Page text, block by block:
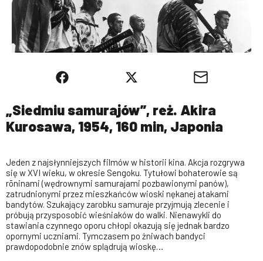
„Siedmiu samurajów”, reż. Akira
Kurosawa, 1954, 160 min, Japonia
Jeden z najsłynniejszych filmów w historii kina. Akcja rozgrywa
się w XVI wieku, w okresie Sengoku. Tytułowi bohaterowie są
rōninami (wędrownymi samurajami pozbawionymi panów),
zatrudnionymi przez mieszkańców wioski nękanej atakami
bandytów. Szukający zarobku samuraje przyjmują zlecenie i
próbują przysposobić wieśniaków do walki. Nienawykli do
stawiania czynnego oporu chłopi okazują się jednak bardzo
opornymi uczniami. Tymczasem po żniwach bandyci
prawdopodobnie znów splądrują wioskę…